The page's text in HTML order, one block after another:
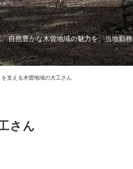
自然豊かな木曽地域の魅力を、当地勤
を支える木曽地域の大工さん
さん